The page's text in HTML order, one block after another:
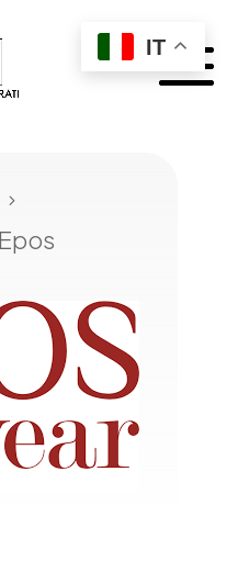
5
Epos
IT